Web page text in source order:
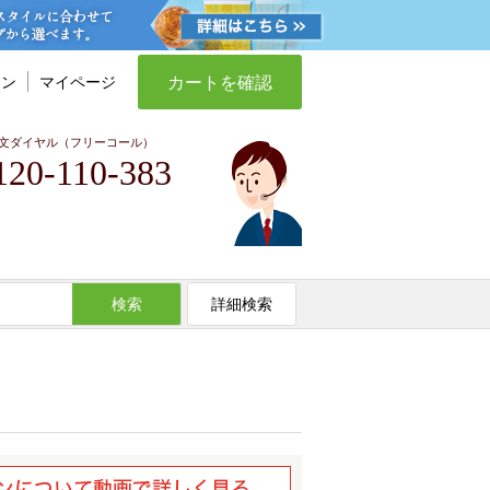
マイページ カートを確認
ダイヤル（フリーコール）
110-383
検索 詳細検索